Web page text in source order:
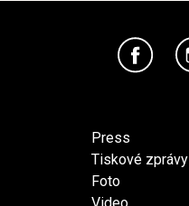
Press
Tiskové zprávy
Foto